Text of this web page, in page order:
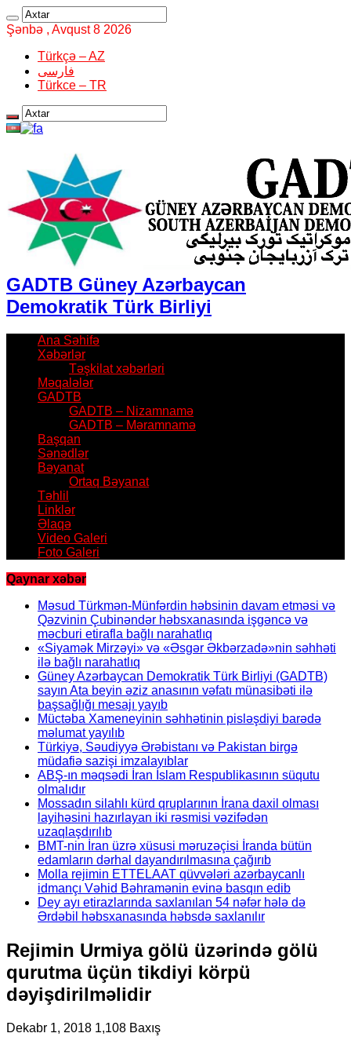
Şənbə , Avqust 8 2026
Türkçə – AZ
فارسی
Türkce – TR
GADTB Güney Azərbaycan
Demokratik Türk Birliyi
Ana Səhifə
Xəbərlər
Təşkilat xəbərləri
Məqalələr
GADTB
GADTB – Nizamnamə
GADTB – Məramnamə
Başqan
Sənədlər
Bəyanat
Ortaq Bəyanat
Təhlil
Linklər
Əlaqə
Video Galeri
Foto Galeri
Qaynar xəbər
Məsud Türkmən-Münfərdin həbsinin davam etməsi və
Qəzvinin Çubinəndər həbsxanasında işgəncə və
məcburi etirafla bağlı narahatlıq
«Siyamək Mirzəyi» və «Əsgər Əkbərzadə»nin səhhəti
ilə bağlı narahatlıq
Güney Azərbaycan Demokratik Türk Birliyi (GADTB)
sayın Ata beyin əziz anasının vəfatı münasibəti ilə
başsağlığı mesajı yayıb
Müctəba Xameneyinin səhhətinin pisləşdiyi barədə
məlumat yayılıb
Türkiyə, Səudiyyə Ərəbistanı və Pakistan birgə
müdafiə sazişi imzalayıblar
ABŞ-ın məqsədi İran İslam Respublikasının süqutu
olmalıdır
Mossadın silahlı kürd qruplarının İrana daxil olması
layihəsini hazırlayan iki rəsmisi vəzifədən
uzaqlaşdırılıb
BMT-nin İran üzrə xüsusi məruzəçisi İranda bütün
edamların dərhal dayandırılmasına çağırıb
Molla rejimin ETTELAAT qüvvələri azərbaycanlı
idmançı Vəhid Bəhramənin evinə basqın edib
Dey ayı etirazlarında saxlanılan 54 nəfər hələ də
Ərdəbil həbsxanasında həbsdə saxlanılır
Rejimin Urmiya gölü üzərində gölü
qurutma üçün tikdiyi körpü
dəyişdirilməlidir
Dekabr 1, 2018 1,108 Baxış